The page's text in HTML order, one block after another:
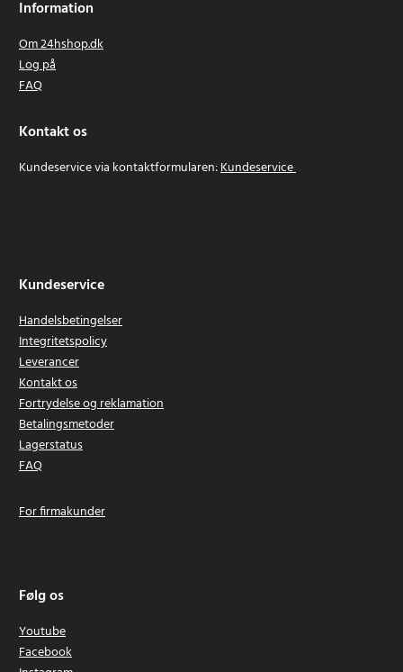
Information
Om 24hshop.dk
Log på
FAQ
Kontakt os
Kundeservice via kontaktformularen:Kundeservice
Kundeservice
Handelsbetingelser
Integritetspolicy
Leverancer
Kontakt os
Fortrydelse og reklamation
Betalingsmetoder
Lagerstatus
FAQ
For firmakunder
Følg os
Youtube
Facebook